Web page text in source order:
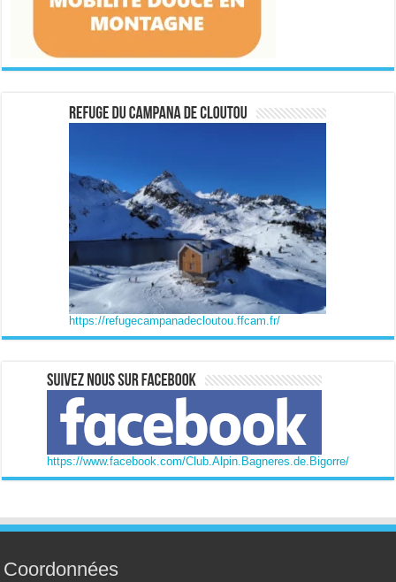
https://refugecampanadecloutou.ffcam.fr/
https://www.facebook.com/Club.Alpin.Bagneres.de.Bigorre/
Coordonnées